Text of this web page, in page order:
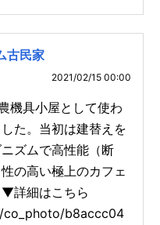
古民家
2021/02/15 00:00
機具小屋として使わ
た。当初は建替えを
ズムで高性能（断
の高い極上のカフェ
▼詳細はこちら
b8accc04